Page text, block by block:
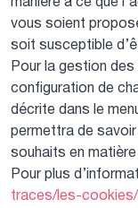
vous soient
soit susceptible
Pour la gestion
configuration de
décrite dans le
permettra de
souhaits en
Pour plus
traces/les-